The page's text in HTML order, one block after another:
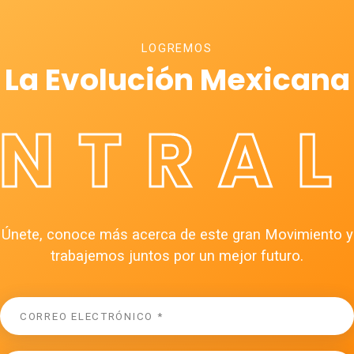
LOGREMOS
La Evolución Mexicana
Únete, conoce más acerca de este gran Movimiento y
trabajemos juntos por un mejor futuro.